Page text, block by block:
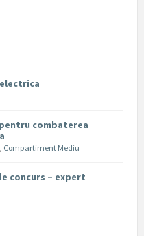
pentru combaterea
, Compartiment Mediu
concurs – expert